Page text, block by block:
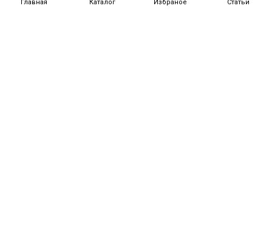
Главная Каталог Избраное Статьи